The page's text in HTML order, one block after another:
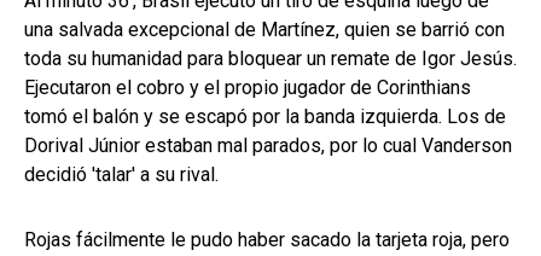
una salvada excepcional de Martínez, quien se barrió con
toda su humanidad para bloquear un remate de Igor Jesús.
Ejecutaron el cobro y el propio jugador de Corinthians
tomó el balón y se escapó por la banda izquierda. Los de
Dorival Júnior estaban mal parados, por lo cual Vanderson
decidió 'talar' a su rival.
Rojas fácilmente le pudo haber sacado la tarjeta roja, pero